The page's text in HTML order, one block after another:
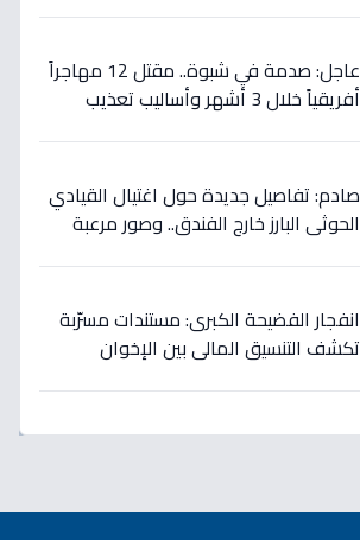
عاجل: صدمة في شبوة.. مقتل 12 مهاجراً
أفريقياً خلال 3 أشهر وأساليب تعذيب
صادم: تفاصيل جديدة حول اغتيال القيادي
الحوثي البارز خارج الفندق.. وصور مرعبة
انفجار الفضيحة الكبرى: مستندات مسرّبة
تكشف التنسيق المالي بين الإخوان